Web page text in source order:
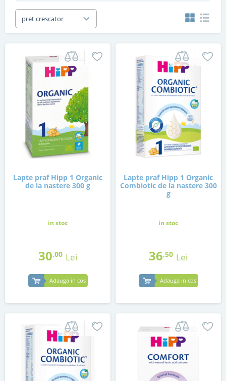
pret crescator
Lapte praf Hipp 1 Organic
de la nastere 300 g
in stoc
30,00 Lei
Adauga in cos
Lapte praf Hipp 1 Organic
Combiotic de la nastere 300
g
in stoc
36,50 Lei
Adauga in cos